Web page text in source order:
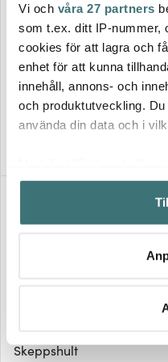
Vi och våra 27 partners
som t.ex. ditt IP-nummer,
cookies för att lagra och
enhet för att kunna
innehåll, annons- och
och produktutveckling.
använda din data och i
Samla in information
kan ha en
Identifiera din enhet
Ta reda på mer om hur
Du kan ändra eller dra
Skeppshult
Skeppshult Mortel på fot
Gjutjärn 11,5 cm
849 kr
I lager
Skeppshult